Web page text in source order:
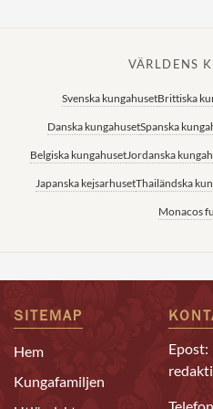
VÄRLDENS
Svenska kungahusetBrittiska
Danska kungahusetSpanska
Belgiska kungahusetJordanska
Japanska kejsarhusetThailändska
Monacos
SITEMAP
Hem
Kungafamiljen
Epost: